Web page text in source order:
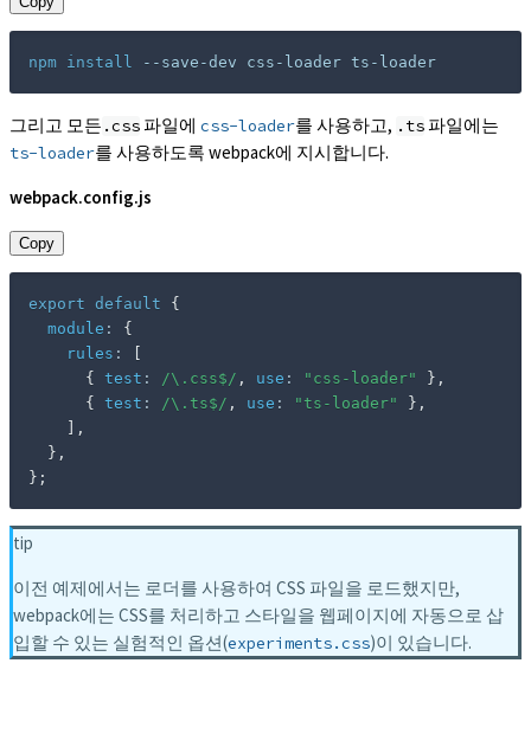
npm install --save-dev css-loader ts-loader
그리고 모든 .css 파일에 css-loader를 사용하고, .ts 파일에는
ts-loader를 사용하도록 webpack에 지시합니다.
webpack.config.js
Copy
export default
{
module :
{
rules :
{
test : /\.css$ / , use : "css-loader" } ,
{
test : /\.ts$ / , use : "ts-loader" } ,
,
} ,
} ;
tip
이전 예제에서는 로더를 사용하여 CSS 파일을 로드했지만,
webpack에는 CSS를 처리하고 스타일을 웹페이지에 자동으로 삽
입할 수 있는 실험적인 옵션(experiments.css)이 있습니다.